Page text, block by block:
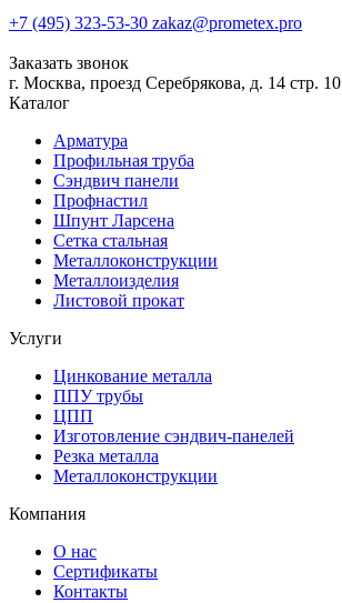
+7 (495) 323-53-30 zakaz@prometex.pro
Заказать звонок
г. Москва, проезд Серебрякова, д. 14 стр. 10
Каталог
Арматура
Профильная труба
Сэндвич панели
Профнастил
Шпунт Ларсена
Сетка стальная
Металлоконструкции
Металлоизделия
Листовой прокат
Услуги
Цинкование металла
ППУ трубы
ЦПП
Изготовление сэндвич-панелей
Резка металла
Металлоконструкции
Компания
О нас
Сертификаты
Контакты